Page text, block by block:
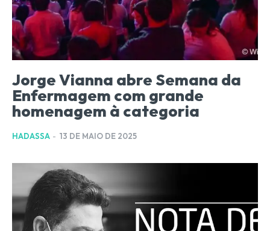
Jorge Vianna abre Semana da
Enfermagem com grande
homenagem à categoria
HADASSA - 13 DE MAIO DE 2025